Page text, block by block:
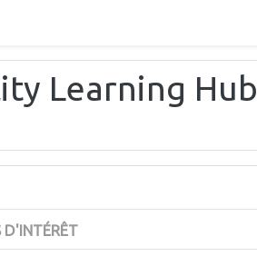
Learning Hub
D'INTÉRÊT